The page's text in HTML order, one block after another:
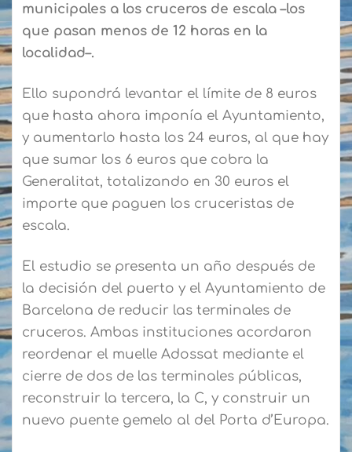
municipales a los cruceros de escala –los
que pasan menos de 12 horas en la
localidad–.
Ello supondrá levantar el límite de 8 euros
que hasta ahora imponía el Ayuntamiento,
y aumentarlo hasta los 24 euros, al que hay
que sumar los 6 euros que cobra la
Generalitat, totalizando en 30 euros el
importe que paguen los cruceristas de
escala.
El estudio se presenta un año después de
la decisión del puerto y el Ayuntamiento de
Barcelona de reducir las terminales de
cruceros. Ambas instituciones acordaron
reordenar el muelle Adossat mediante el
cierre de dos de las terminales públicas,
reconstruir la tercera, la C, y construir un
nuevo puente gemelo al del Porta d’Europa.